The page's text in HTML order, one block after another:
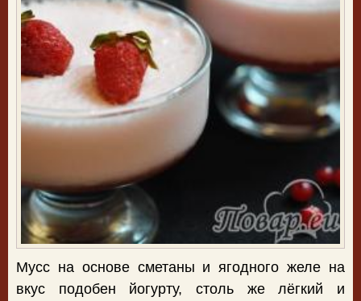
Мусс на основе сметаны и ягодного желе на
вкус подобен йогурту, столь же лёгкий и